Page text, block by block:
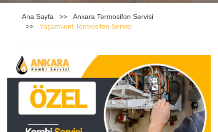
Ana Sayfa
Ankara Termosifon Servisi
Yaşamkent Termosifon Servisi